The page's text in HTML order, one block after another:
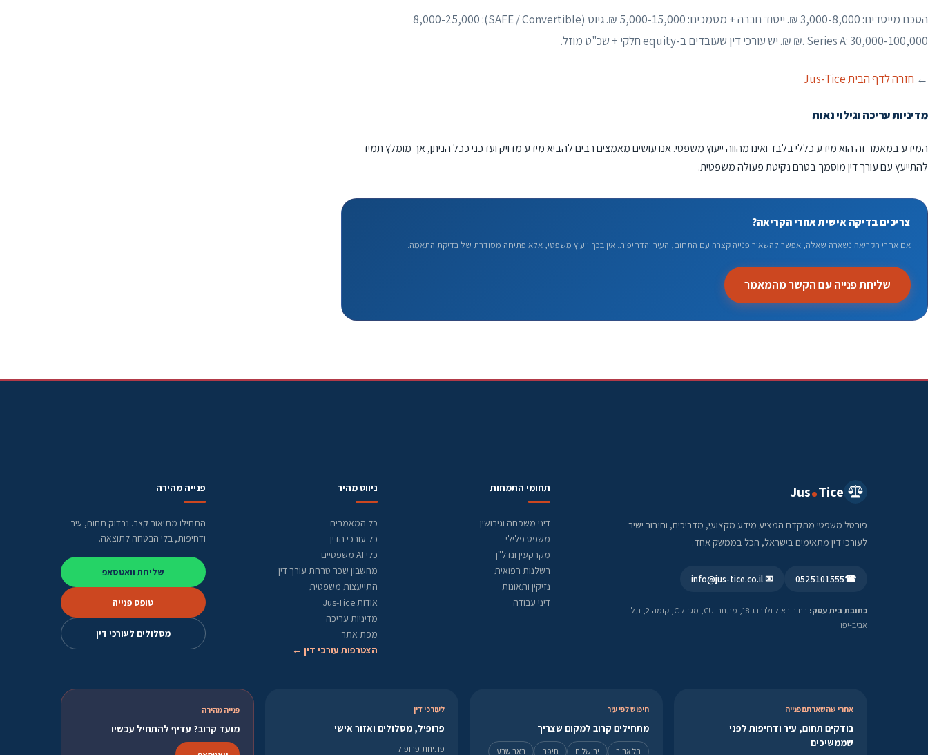
הסכם מייסדים: 3,000-8,000 ₪. ייסוד חברה + מסמכים: 5,000-15,000 ₪. גיוס (SAFE / Convertible): 8,000-25,000
₪. Series A: 30,000-100,000 ₪. יש עורכי דין שעובדים ב-equity חלקי + שכ"ט מוזל.
← חזרה לדף הבית Jus-Tice
מדיניות עריכה וגילוי נאות
המידע במאמר זה הוא מידע כללי בלבד ואינו מהווה ייעוץ משפטי. אנו עושים מאמצים רבים להביא מידע מדויק ועדכני ככל הניתן, אך מומלץ תמיד
להתייעץ עם עורך דין מוסמך בטרם נקיטת פעולה משפטית.
צריכים בדיקה אישית אחרי הקריאה?
אם אחרי הקריאה נשארה שאלה, אפשר להשאיר פנייה קצרה עם התחום, העיר והדחיפות. אין בכך ייעוץ משפטי, אלא פתיחה מסודרת של בדיקת התאמה.
שליחת פנייה עם הקשר מהמאמר
Jus Tice
פורטל משפטי מתקדם המציע מידע מקצועי, מדריכים, וחיבור ישיר
לעורכי דין מתאימים בישראל, הכל בממשק אחד.
☎
0525101555
✉ info@jus-tice.co.il
כתובת בית עסק:
רחוב ראול ולנברג 18, מתחם CU, מגדל C, קומה 2, תל
אביב-יפו
תחומי התמחות
דיני משפחה וגירושין
משפט פלילי
מקרקעין ונדל"ן
רשלנות רפואית
נזיקין ותאונות
דיני עבודה
ניווט מהיר
כל המאמרים
כל עורכי הדין
כלי AI משפטיים
מחשבון שכר טרחת עורך דין
התייעצות משפטית
אודות Jus-Tice
מדיניות עריכה
מפת אתר
הצטרפות עורכי דין ←
פנייה מהירה
התחילו מתיאור קצר. נבדוק תחום, עיר
ודחיפות, בלי הבטחה לתוצאה.
שליחת וואטסאפ
טופס פנייה
מסלולים לעורכי דין
אחרי שהשארתם פנייה
בודקים תחום, עיר ודחיפות לפני
שממשיכים
חיפוש לפי עיר
מתחילים קרוב למקום שצריך
תל אביב ירושלים חיפה באר שבע
לעורכי דין
פרופיל, מסלולים ואזור אישי
פתיחת פרופיל
פנייה מהירה
מועד קרוב? עדיף להתחיל עכשיו